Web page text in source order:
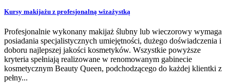
Kursy makijażu z profesjonalną wizażystką
Profesjonalnie wykonany makijaż ślubny lub wieczorowy wymaga
posiadania specjalistycznych umiejętności, dużego doświadczenia i
doboru najlepszej jakości kosmetyków. Wszystkie powyższe
kryteria spełniają realizowane w renomowanym gabinecie
kosmetycznym Beauty Queen, podchodzącego do każdej klientki z
pełny...